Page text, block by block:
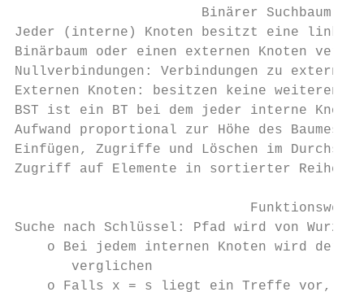
Binärer Suchbaum
Jeder (interne) Knoten besitzt eine linke
Binärbaum oder einen externen Knoten
Nullverbindungen: Verbindungen zu externen
Externen Knoten: besitzen keine weiteren
BST ist ein BT bei dem jeder interne
Aufwand proportional zur Höhe des Baumes
Einfügen, Zugriffe und Löschen im
Zugriff auf Elemente in sortierter
                             Funktionsweiße
Suche nach Schlüssel: Pfad wird von
o Bei jedem internen Knoten wird der
       verglichen
o Falls x = s liegt ein Treffe vor,